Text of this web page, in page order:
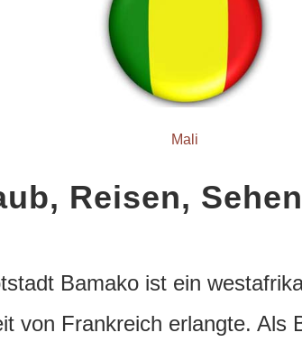
Mali
Reisen,
Bamako ist ein
von Frankreich erlangte. Als